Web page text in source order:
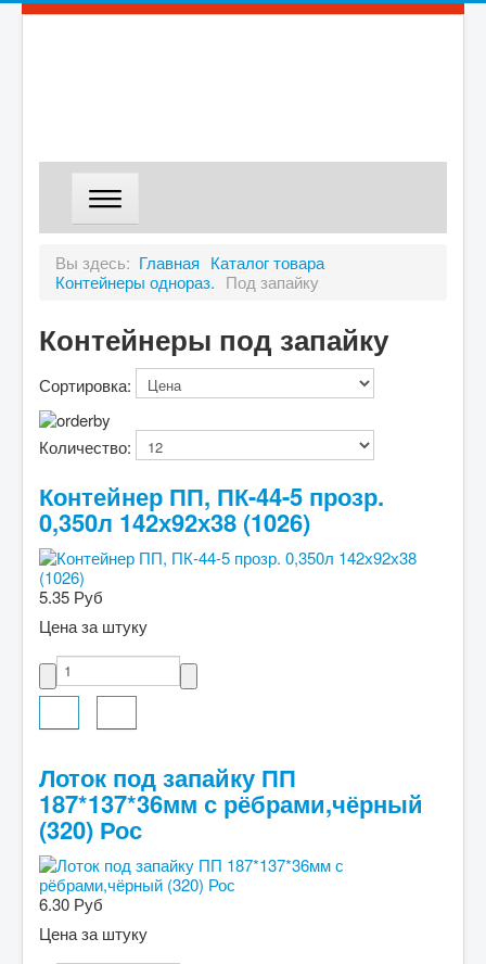
МАГАЗИН
ДОСТАВКА
КОНТАКТЫ
Вы здесь: Главная Каталог товара
Контейнеры однораз. Под запайку
Контейнеры под запайку
Сортировка:
Количество:
Контейнер ПП, ПК-44-5 прозр.
0,350л 142х92х38 (1026)
5.35 Руб
Цена за штуку
Лоток под запайку ПП
187*137*36мм с рёбрами,чёрный
(320) Рос
6.30 Руб
Цена за штуку